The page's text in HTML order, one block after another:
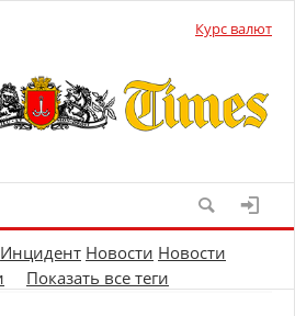
Курс валют
Инцидент Новости Новости
Показать все теги